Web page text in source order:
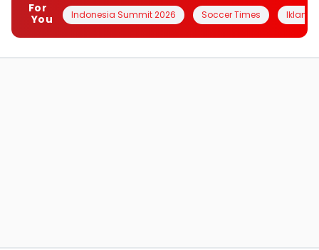
For
You
Indonesia Summit 2026 Soccer Times Iklanin